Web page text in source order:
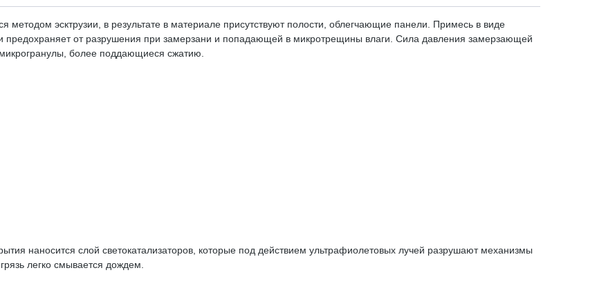
эсктрузии, в результате в материале присутствуют полости, облегчающие панели. Примесь в виде
предохраняет от разрушения при замерзани и попадающей в микротрещины влаги. Сила давления замерзающей
более поддающиеся сжатию.
наносится слой светокатализаторов, которые под действием ультрафиолетовых лучей разрушают механизмы
легко смывается дождем.